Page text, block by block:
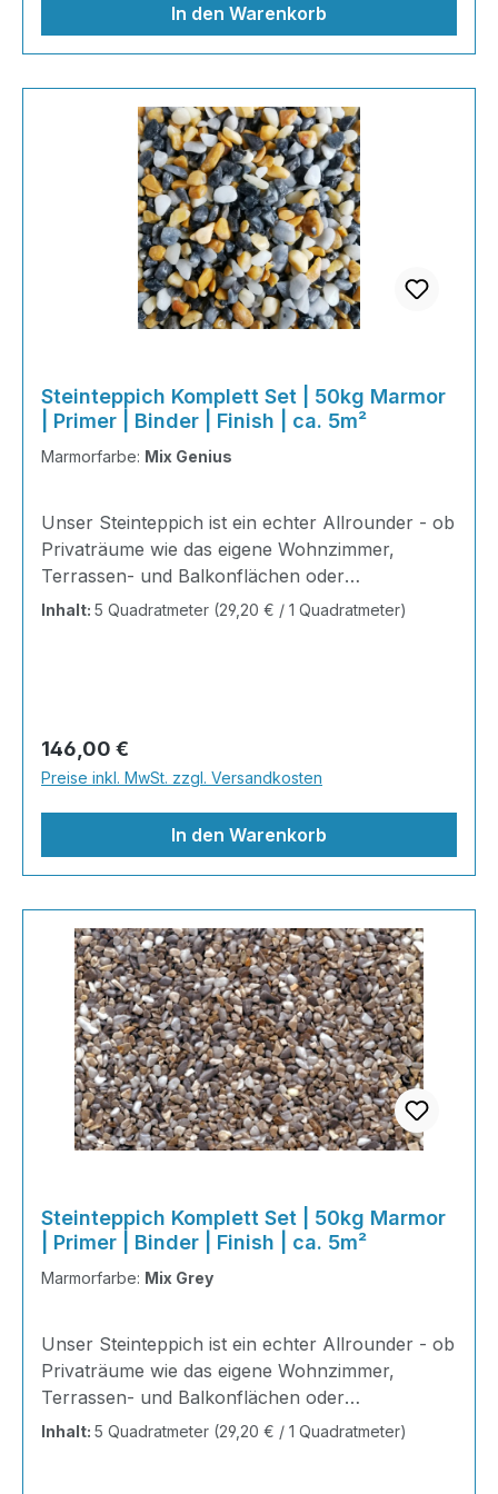
In den Warenkorb
Steinteppich Komplett Set | 50kg Marmor
| Primer | Binder | Finish | ca. 5m²
Marmorfarbe: Mix Genius
Unser Steinteppich ist ein echter Allrounder - ob
Privaträume wie das eigene Wohnzimmer,
Terrassen- und Balkonflächen oder
Gewerbeobjekte und Austellungsräume; unsere
und einfach zu verlegen. Stöbern Sie in unserem
Shop nach Ihrer Lieblingsfarbe und legen Sie
gleich los!Inhalt 2x25kg Marmorsteine 1kg
Grundierung AT-EG30 4kg Ste
Inhalt: 5 Quadratmeter (29,20 € / 1 Quadratmeter)
Regulärer Preis:
146,00 €
Preise inkl. MwSt. zzgl. Versandkosten
In den Warenkorb
Steinteppich Komplett Set | 50kg Marmor
| Primer | Binder | Finish | ca. 5m²
Marmorfarbe: Mix Grey
Unser Steinteppich ist ein echter Allrounder - ob
Privaträume wie das eigene Wohnzimmer,
Terrassen- und Balkonflächen oder
Gewerbeobjekte und Austellungsräume; unsere
Inhalt: 5 Quadratmeter (29,20 € / 1 Quadratmeter)